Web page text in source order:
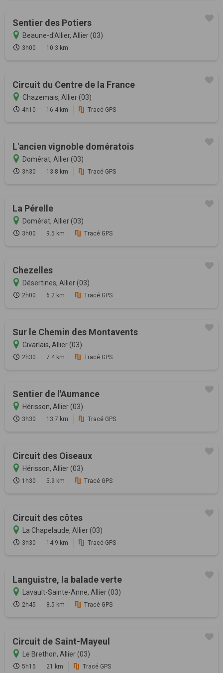
Sentier des Potiers
Beaune-d'Allier, Allier (03)
3h00 10.3 km
Circuit du Centre de la France
Chazemais, Allier (03)
4h10 16.4 km Tracé GPS
L'ancien vignoble domératois
Domérat, Allier (03)
3h30 13.8 km Tracé GPS
La Pérelle
Domérat, Allier (03)
3h00 9.5 km Tracé GPS
Chezelles
Désertines, Allier (03)
2h00 6.2 km Tracé GPS
Sur le Chemin des Montavents
Givarlais, Allier (03)
2h30 7.4 km Tracé GPS
Sentier de l'Aumance
Hérisson, Allier (03)
3h30 13.7 km Tracé GPS
Circuit des Oiseaux
Hérisson, Allier (03)
1h30 5.9 km Tracé GPS
Circuit des côtes
La Chapelaude, Allier (03)
3h30 14.9 km Tracé GPS
Languistre, la balade verte
Lavault-Sainte-Anne, Allier (03)
2h45 8.5 km Tracé GPS
Circuit de Saint-Mayeul
Le Brethon, Allier (03)
5h15 21 km Tracé GPS